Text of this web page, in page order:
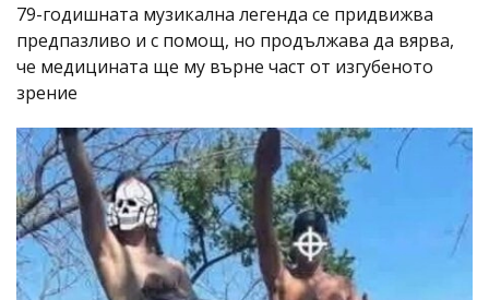
79-годишната музикална легенда се придвижва
предпазливо и с помощ, но продължава да вярва,
че медицината ще му върне част от изгубеното
зрение